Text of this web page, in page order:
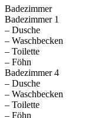
Badezimmer
Badezimmer 1
– Dusche
– Waschbecken
– Toilette
– Föhn
Badezimmer 4
– Dusche
– Waschbecken
– Toilette
– Föhn